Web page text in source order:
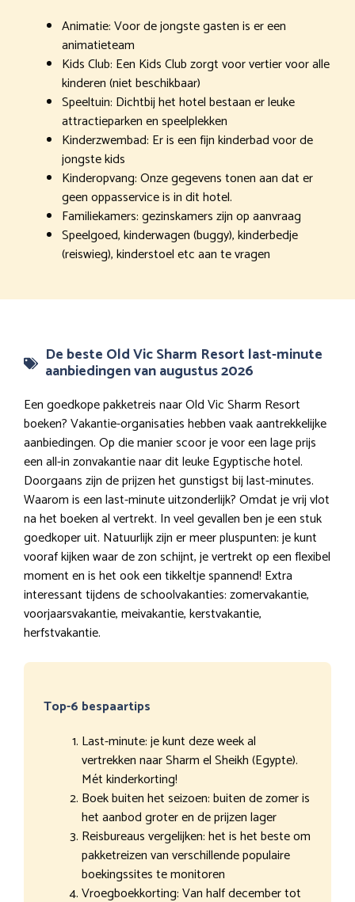
Animatie: Voor de jongste gasten is er een
animatieteam
Kids Club: Een Kids Club zorgt voor vertier voor alle
kinderen (niet beschikbaar)
Speeltuin: Dichtbij het hotel bestaan er leuke
attractieparken en speelplekken
Kinderzwembad: Er is een fijn kinderbad voor de
jongste kids
Kinderopvang: Onze gegevens tonen aan dat er
geen oppasservice is in dit hotel.
Familiekamers: gezinskamers zijn op aanvraag
Speelgoed, kinderwagen (buggy), kinderbedje
(reiswieg), kinderstoel etc aan te vragen
De beste Old Vic Sharm Resort last-minute
aanbiedingen van augustus 2026
Een goedkope pakketreis naar Old Vic Sharm Resort
boeken? Vakantie-organisaties hebben vaak aantrekkelijke
aanbiedingen. Op die manier scoor je voor een lage prijs
een all-in zonvakantie naar dit leuke Egyptische hotel.
Doorgaans zijn de prijzen het gunstigst bij last-minutes.
Waarom is een last-minute uitzonderlijk? Omdat je vrij vlot
na het boeken al vertrekt. In veel gevallen ben je een stuk
goedkoper uit. Natuurlijk zijn er meer pluspunten: je kunt
vooraf kijken waar de zon schijnt, je vertrekt op een flexibel
moment en is het ook een tikkeltje spannend! Extra
interessant tijdens de schoolvakanties: zomervakantie,
voorjaarsvakantie, meivakantie, kerstvakantie,
herfstvakantie.
Top-6 bespaartips
Last-minute: je kunt deze week al
vertrekken naar Sharm el Sheikh (Egypte).
Mét kinderkorting!
Boek buiten het seizoen: buiten de zomer is
het aanbod groter en de prijzen lager
Reisbureaus vergelijken: het is het beste om
pakketreizen van verschillende populaire
boekingssites te monitoren
Vroegboekkorting: Van half december tot